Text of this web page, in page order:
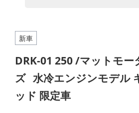
新車
DRK-01 250 /マットモー
ズ 水冷エンジンモデル
ッド 限定車